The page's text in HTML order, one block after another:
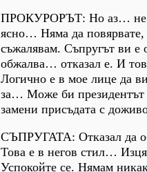
ПРОКУРОРЪТ: Но аз… не
ясно… Няма да повярвате,
съжалявам. Съпругът ви е
обжалва… отказал е. И
Логично е в мое лице да
за… Може би
замени присъдата с
СЪПРУГАТА: Отказал да
Това е в негов стил…
Успокойте се. Нямам